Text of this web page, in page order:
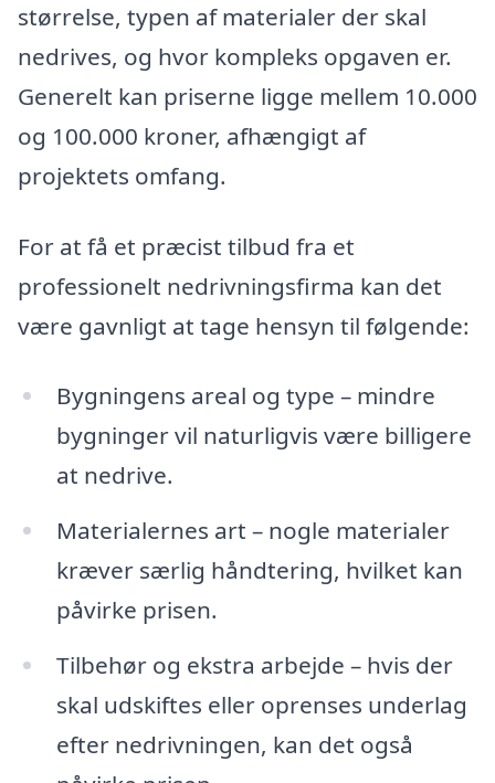
størrelse, typen af materialer der skal
nedrives, og hvor kompleks opgaven er.
Generelt kan priserne ligge mellem 10.000
og 100.000 kroner, afhængigt af
projektets omfang.
For at få et præcist tilbud fra et
professionelt nedrivningsfirma kan det
være gavnligt at tage hensyn til følgende:
Bygningens areal og type – mindre
bygninger vil naturligvis være billigere
at nedrive.
Materialernes art – nogle materialer
kræver særlig håndtering, hvilket kan
påvirke prisen.
Tilbehør og ekstra arbejde – hvis der
skal udskiftes eller oprenses underlag
efter nedrivningen, kan det også